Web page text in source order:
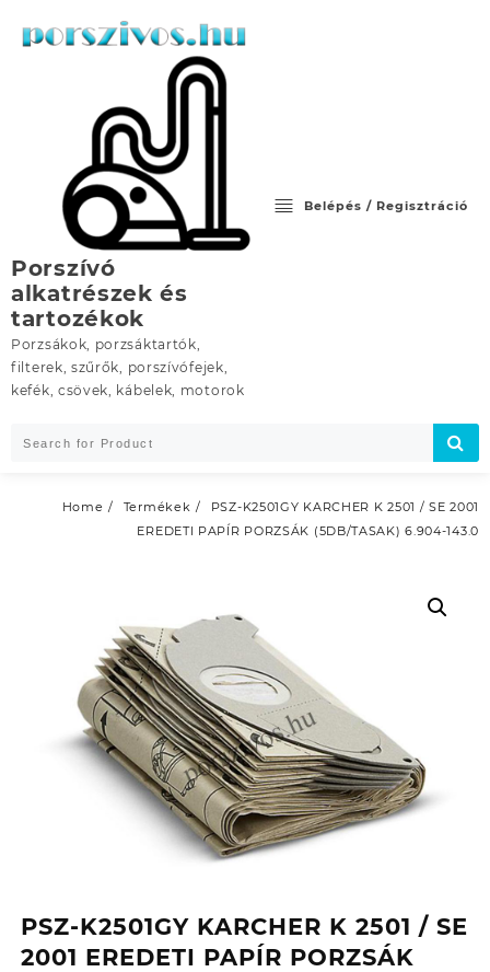
Porszívó
alkatrészek és
tartozékok
Porzsákok, porzsáktartók,
filterek, szűrők, porszívófejek,
kefék, csövek, kábelek, motorok
Belépés / Regisztráció
Home Termékek
PSZ-K2501GY KARCHER K 2501 / SE 2001
EREDETI PAPÍR PORZSÁK (5DB/TASAK) 6.904-143.0
PSZ-K2501GY KARCHER K 2501 / SE
2001 EREDETI PAPÍR PORZSÁK